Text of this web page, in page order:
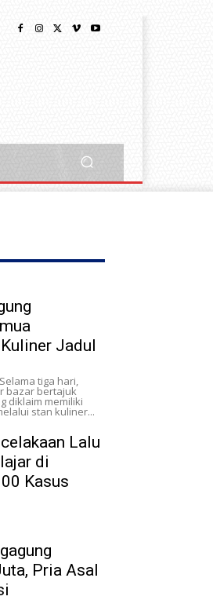
Jadul
tiga hari,
bazar bertajuk
diklaim memiliki
stan kuliner...
Lalu
di
Kasus
Pria Asal